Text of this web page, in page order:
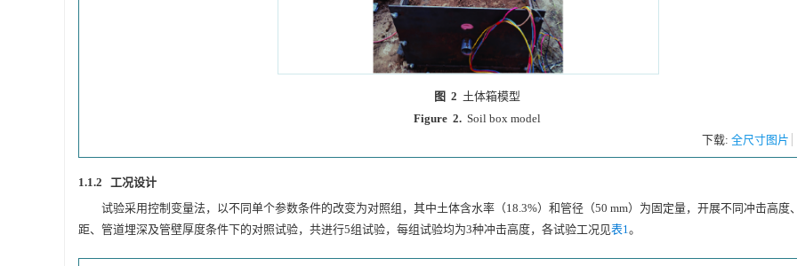
图 2 土体箱模型
Figure 2. Soil box model
下载: 全尺寸图片
1.1.2 工况设计
试验采用控制变量法，以不同单个参数条件的改变为对照组，其中土体含水率（18.3%）和管径（50 mm）为固定量，开展不同冲击高度
距、管道埋深及管壁厚度条件下的对照试验，共进行5组试验，每组试验均为3种冲击高度，各试验工况见表1 。